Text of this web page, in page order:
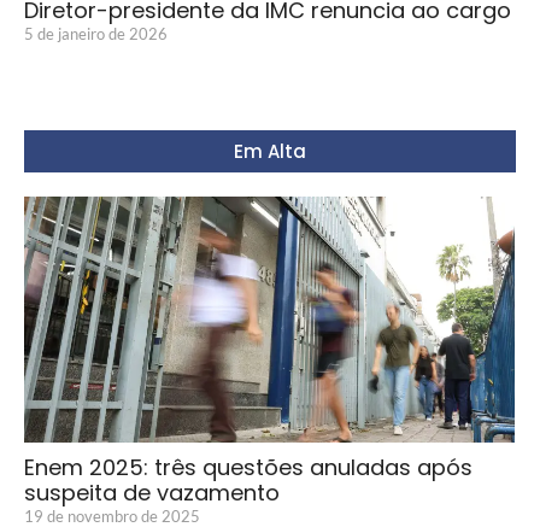
Diretor-presidente da IMC renuncia ao cargo
5 de janeiro de 2026
Em Alta
Enem 2025: três questões anuladas após
suspeita de vazamento
19 de novembro de 2025